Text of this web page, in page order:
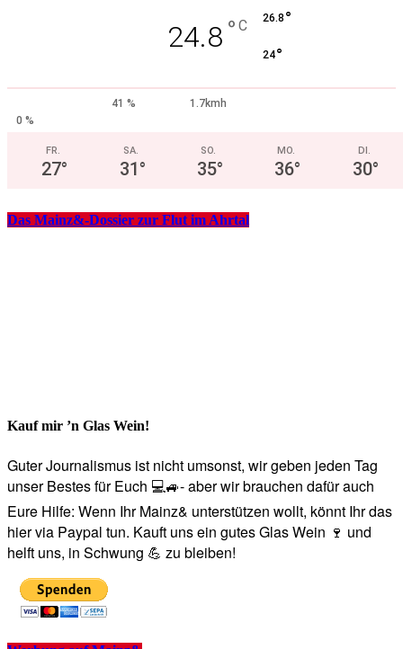
24.8 ° C 26.8 °
24°
41 %
1.7kmh
0 %
FR.
27°
SA.
31°
SO.
35°
MO.
36°
DI.
30°
Das Mainz&-Dossier zur Flut im Ahrtal
Kauf mir ’n Glas Wein!
Guter Journalismus ist nicht umsonst, wir geben jeden Tag
unser Bestes für Euch 💻🚙- aber wir brauchen dafür auch
Eure Hilfe: Wenn Ihr Mainz& unterstützen wollt, könnt Ihr das
hier via Paypal tun. Kauft uns ein gutes Glas Wein 🍷 und
helft uns, in Schwung 💪 zu bleiben!